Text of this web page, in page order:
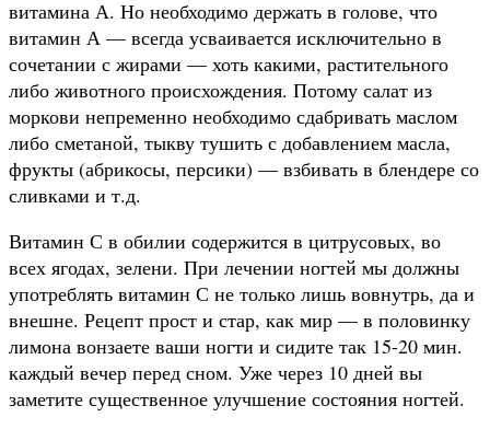
витамина А. Но необходимо держать в голове, что
витамин А — всегда усваивается исключительно в
сочетании с жирами — хоть какими, растительного
либо животного происхождения. Потому салат из
моркови непременно необходимо сдабривать маслом
либо сметаной, тыкву тушить с добавлением масла,
фрукты (абрикосы, персики) — взбивать в блендере со
сливками и т.д.
Витамин С в обилии содержится в цитрусовых, во
всех ягодах, зелени. При лечении ногтей мы должны
употреблять витамин С не только лишь вовнутрь, да и
внешне. Рецепт прост и стар, как мир — в половинку
лимона вонзаете ваши ногти и сидите так 15-20 мин.
каждый вечер перед сном. Уже через 10 дней вы
заметите существенное улучшение состояния ногтей.